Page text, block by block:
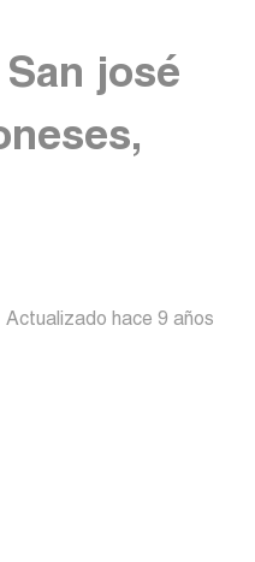
josé
Actualizado hace 9 años